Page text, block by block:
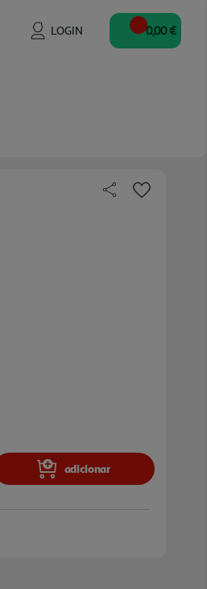
LOGIN 0,00 €
adicionar